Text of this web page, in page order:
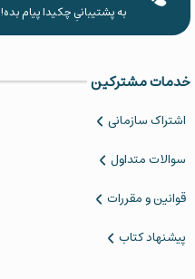
به پشتیبانیِ چکیدا پیام بده!
خدمات مشترکین
اشتراک سازمانی
سوالات متداول
قوانین و مقررات
پیشنهاد کتاب